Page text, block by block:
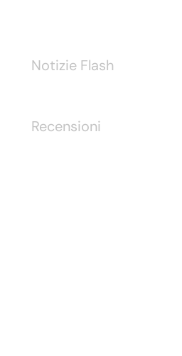
Notizie Flash
Recensioni